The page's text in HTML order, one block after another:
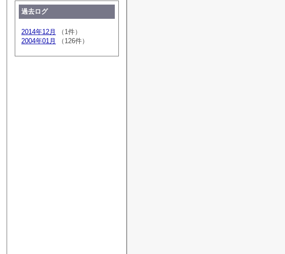
過去ログ
2014年12月
（1件）
2004年01月
（126件）